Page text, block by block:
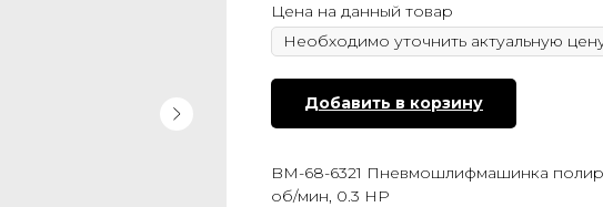
Цена на данный товар
Добавить в корзину
BM-68-6321 Пневмошлифмашинка
об/мин, 0.3 HP